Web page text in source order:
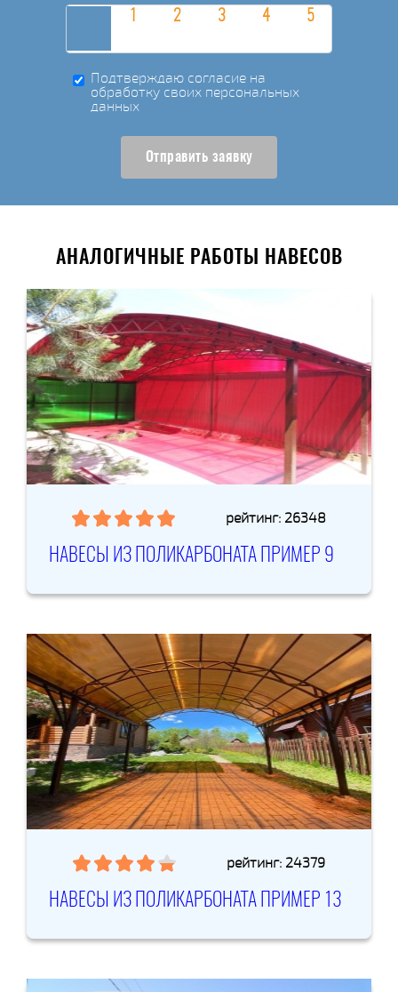
Подтверждаю согласие на
обработку своих персональных
данных
Отправить заявку
АНАЛОГИЧНЫЕ РАБОТЫ НАВЕСОВ
рейтинг: 26348
НАВЕСЫ ИЗ ПОЛИКАРБОНАТА ПРИМЕР 9
рейтинг: 24379
НАВЕСЫ ИЗ ПОЛИКАРБОНАТА ПРИМЕР 13